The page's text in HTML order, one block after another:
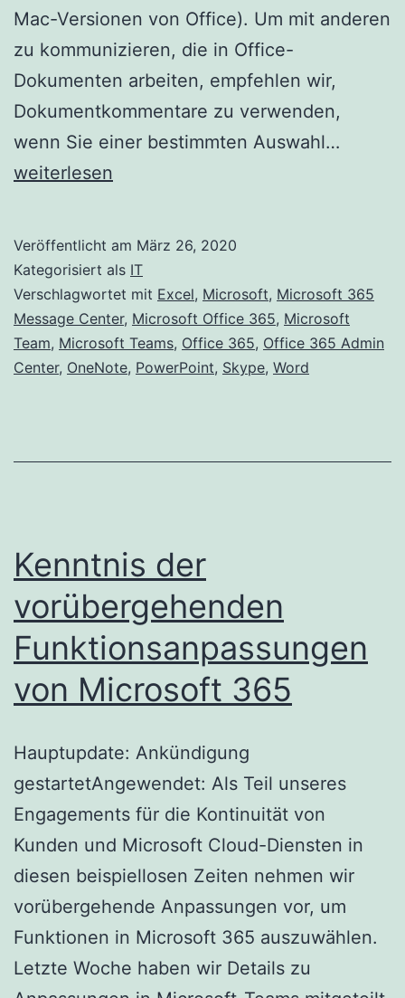
Mac-Versionen von Office). Um mit anderen
zu kommunizieren, die in Office-
Dokumenten arbeiten, empfehlen wir,
Dokumentkommentare zu verwenden,
wenn Sie einer bestimmten Auswahl…
direkt
aus
Office
weiterlesen
Veröffentlicht am März 26, 2020
Kategorisiert als IT
Verschlagwortet mit Excel, Microsoft, Microsoft 365
Message Center, Microsoft Office 365, Microsoft
Team, Microsoft Teams, Office 365, Office 365 Admin
Center, OneNote, PowerPoint, Skype, Word
Kenntnis der
vorübergehenden
Funktionsanpassungen
von Microsoft 365
Hauptupdate: Ankündigung
gestartetAngewendet: Als Teil unseres
Engagements für die Kontinuität von
Kunden und Microsoft Cloud-Diensten in
diesen beispiellosen Zeiten nehmen wir
vorübergehende Anpassungen vor, um
Funktionen in Microsoft 365 auszuwählen.
Letzte Woche haben wir Details zu